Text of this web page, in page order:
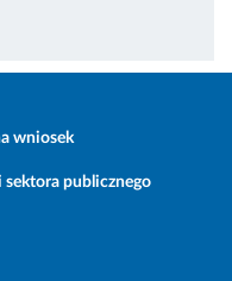
wniosek
publicznego